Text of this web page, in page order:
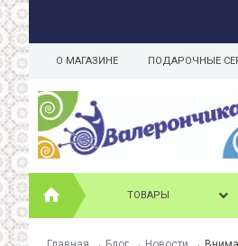
О МАГАЗИНЕ ПОДАРОЧНЫЕ
ТОВАРЫ